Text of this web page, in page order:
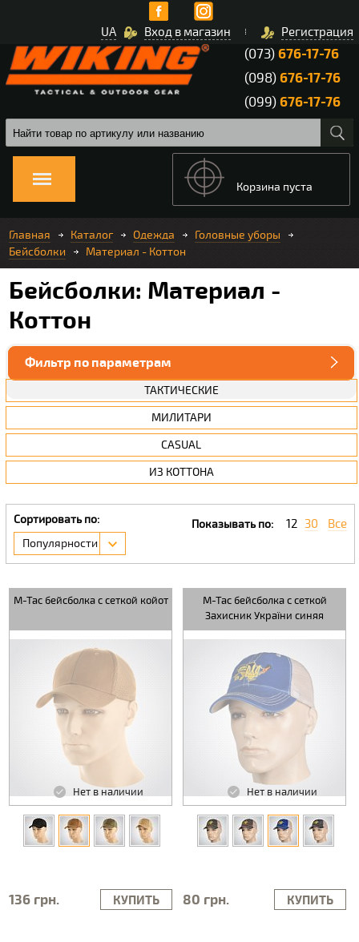
Вход в магазин Регистрация
UA
(073)676-17-76
(098)676-17-76
(099)676-17-76
Корзина пуста
Главная Каталог Одежда
Головные уборы
Бейсболки
Материал - Коттон
Бейсболки: Материал -
Коттон
Фильтр по параметрам
ТАКТИЧЕСКИЕ
МИЛИТАРИ
CASUAL
ИЗ КОТТОНА
Сортировать по:
Популярности
Показывать по: 12 30 Все
M-Tac бейсболка с сеткой койот
Нет в наличии
136 грн. КУПИТЬ
M-Tac бейсболка с сеткой
Захисник України синяя
Нет в наличии
80 грн. КУПИТЬ